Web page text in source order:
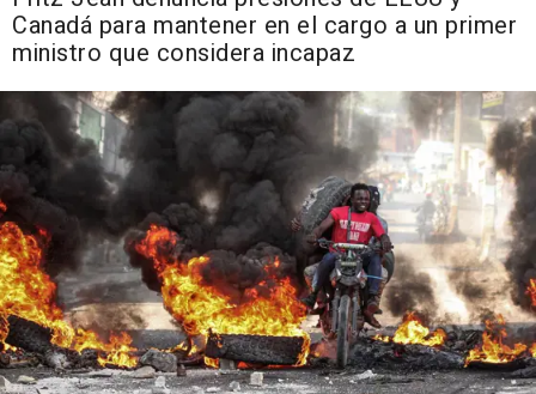
Canadá para mantener en el cargo a un primer
ministro que considera incapaz